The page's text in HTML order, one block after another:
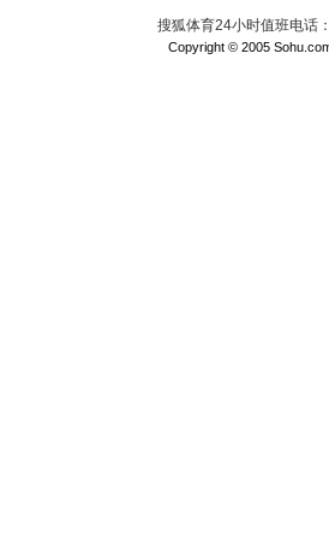
搜狐体育24小时值班电话
Copyright © 2005